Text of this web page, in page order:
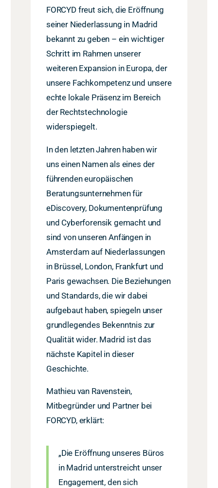
FORCYD freut sich, die Eröffnung
seiner Niederlassung in Madrid
bekannt zu geben – ein wichtiger
Schritt im Rahmen unserer
weiteren Expansion in Europa, der
unsere Fachkompetenz und unsere
echte lokale Präsenz im Bereich
der Rechtstechnologie
widerspiegelt.
In den letzten Jahren haben wir
uns einen Namen als eines der
führenden europäischen
Beratungsunternehmen für
eDiscovery, Dokumentenprüfung
und Cyberforensik gemacht und
sind von unseren Anfängen in
Amsterdam auf Niederlassungen
in Brüssel, London, Frankfurt und
Paris gewachsen. Die Beziehungen
und Standards, die wir dabei
aufgebaut haben, spiegeln unser
grundlegendes Bekenntnis zur
Qualität wider. Madrid ist das
nächste Kapitel in dieser
Geschichte.
Mathieu van Ravenstein,
Mitbegründer und Partner bei
FORCYD, erklärt:
„Die Eröffnung unseres Büros
in Madrid unterstreicht unser
Engagement, den sich